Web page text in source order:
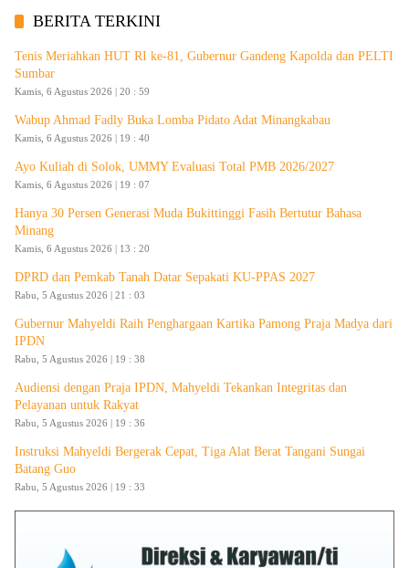
BERITA TERKINI
Tenis Meriahkan HUT RI ke-81, Gubernur Gandeng Kapolda dan PELTI
Sumbar
Kamis, 6 Agustus 2026 | 20 : 59
Wabup Ahmad Fadly Buka Lomba Pidato Adat Minangkabau
Kamis, 6 Agustus 2026 | 19 : 40
Ayo Kuliah di Solok, UMMY Evaluasi Total PMB 2026/2027
Kamis, 6 Agustus 2026 | 19 : 07
Hanya 30 Persen Generasi Muda Bukittinggi Fasih Bertutur Bahasa
Minang
Kamis, 6 Agustus 2026 | 13 : 20
DPRD dan Pemkab Tanah Datar Sepakati KU-PPAS 2027
Rabu, 5 Agustus 2026 | 21 : 03
Gubernur Mahyeldi Raih Penghargaan Kartika Pamong Praja Madya dari
IPDN
Rabu, 5 Agustus 2026 | 19 : 38
Audiensi dengan Praja IPDN, Mahyeldi Tekankan Integritas dan
Pelayanan untuk Rakyat
Rabu, 5 Agustus 2026 | 19 : 36
Instruksi Mahyeldi Bergerak Cepat, Tiga Alat Berat Tangani Sungai
Batang Guo
Rabu, 5 Agustus 2026 | 19 : 33